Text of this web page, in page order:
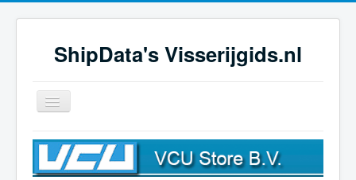
ShipData's Visserijgids.nl
Schakelen
navigatie
≡